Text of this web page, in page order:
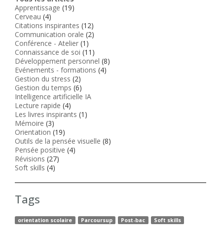
Apprentissage (19)
Cerveau (4)
Citations inspirantes (12)
Communication orale (2)
Conférence - Atelier (1)
Connaissance de soi (11)
Développement personnel (8)
Evénements - formations (4)
Gestion du stress (2)
Gestion du temps (6)
Intelligence artificielle IA
Lecture rapide (4)
Les livres inspirants (1)
Mémoire (3)
Orientation (19)
Outils de la pensée visuelle (8)
Pensée positive (4)
Révisions (27)
Soft skills (4)
Tags
orientation scolaire Parcoursup Post-bac Soft skills